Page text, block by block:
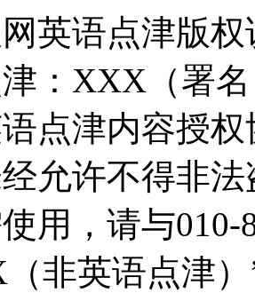
英语点津版
：XXX（署
点津内容授
允许不得非
用，请与010-
非英语点津